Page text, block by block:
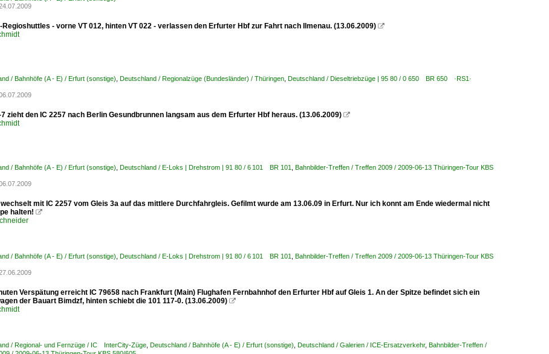
Regioshuttles - vorne VT 012, hinten VT 022 - verlassen den Erfurter Hbf zur Fahrt nach Ilmenau. (13.06.2009) 
/ Bahnhöfe (A - E) / Erfurt (sonstige) Deutschland / Regionalzüge (Bundesländer) / Thüringen Deutschland / Dieseltriebzüge | 95 80 / 0 650 BR 650 ·RS1·
7 zieht den IC 2257 nach Berlin Gesundbrunnen langsam aus dem Erfurter Hbf heraus. (13.06.2009) 
/ Bahnhöfe (A - E) / Erfurt (sonstige) Deutschland / E-Loks | Drehstrom | 91 80 / 6 101 BR 101
Bahnbilder-Treffen / Treffen 2009 / 2009-06-13 Thüringen-Tour KBS
wechselt mit IC 2257 vom Gleis 3a auf das mittlere Durchfahrgleis. Gefilmt wurde am 13.06.09 in Erfurt. Nur ich konnt am Ende wiedermal nicht
halten! 
/ Bahnhöfe (A - E) / Erfurt (sonstige) Deutschland / E-Loks | Drehstrom | 91 80 / 6 101 BR 101
Bahnbilder-Treffen / Treffen 2009 / 2009-06-13 Thüringen-Tour KBS
Verspätung erreicht IC 79658 nach Frankfurt (Main) Flughafen Fernbahnhof den Erfurter Hbf auf Gleis 1. An der Spitze befindet sich ein
der Bauart Bimdzf, hinten schiebt die 101 117-0. (13.06.2009) 
/ Regional- und Fernzüge / IC InterCity-Züge Deutschland / Bahnhöfe (A - E) / Erfurt (sonstige) Deutschland / Galerien / ICE-Ersatzverkehr, Bahnbilder-Treffen /